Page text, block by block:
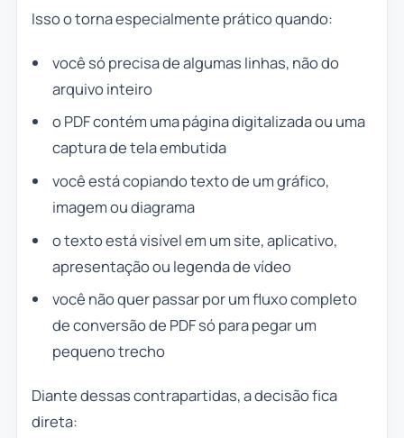
Isso o torna especialmente prático quando:
você só precisa de algumas linhas, não do
arquivo inteiro
o PDF contém uma página digitalizada ou uma
captura de tela embutida
você está copiando texto de um gráfico,
imagem ou diagrama
o texto está visível em um site, aplicativo,
apresentação ou legenda de vídeo
você não quer passar por um fluxo completo
de conversão de PDF só para pegar um
pequeno trecho
Diante dessas contrapartidas, a decisão fica
direta: